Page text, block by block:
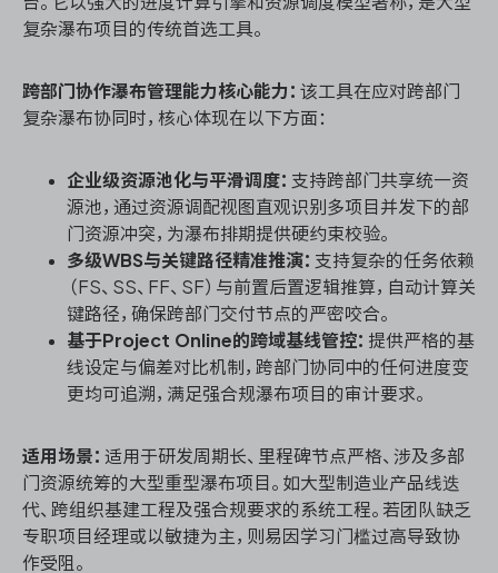
复杂瀑布项目的传统首选工具。
跨部门协作瀑布管理能力核心能力： 该工具在应对跨部门
复杂瀑布协同时，核心体现在以下方面：
企业级资源池化与平滑调度： 支持跨部门共享统一资
源池，通过资源调配视图直观识别多项目并发下的部
门资源冲突，为瀑布排期提供硬约束校验。
多级WBS与关键路径精准推演： 支持复杂的任务依赖
（FS、SS、FF、SF）与前置后置逻辑推算，自动计算关
键路径，确保跨部门交付节点的严密咬合。
基于Project Online的跨域基线管控： 提供严格的基
线设定与偏差对比机制，跨部门协同中的任何进度变
更均可追溯，满足强合规瀑布项目的审计要求。
适用场景： 适用于研发周期长、里程碑节点严格、涉及多部
门资源统筹的大型重型瀑布项目。如大型制造业产品线迭
代、跨组织基建工程及强合规要求的系统工程。若团队缺乏
专职项目经理或以敏捷为主，则易因学习门槛过高导致协
作受阻。